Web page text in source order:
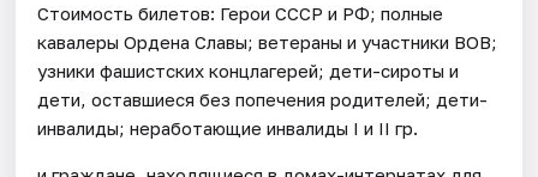
Стоимость билетов: Герои СССР и РФ; полные
кавалеры Ордена Славы; ветераны и участники ВОВ;
узники фашистских концлагерей; дети-сироты и
дети, оставшиеся без попечения родителей; дети-
инвалиды; неработающие инвалиды I и II гр.